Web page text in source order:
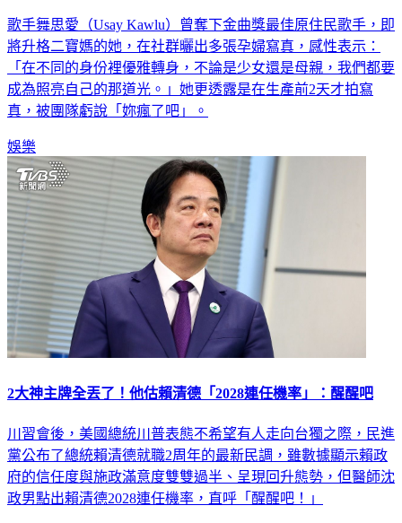
歌手舞思愛（Usay Kawlu）曾奪下金曲獎最佳原住民歌手，即
將升格二寶媽的她，在社群曬出多張孕婦寫真，感性表示：
「在不同的身份裡優雅轉身，不論是少女還是母親，我們都要
成為照亮自己的那道光。」她更透露是在生產前2天才拍寫
真，被團隊虧說「妳瘋了吧」。
娛樂
2大神主牌全丟了！他估賴清德「2028連任機率」：醒醒吧
川習會後，美國總統川普表態不希望有人走向台獨之際，民進
黨公布了總統賴清德就職2周年的最新民調，雖數據顯示賴政
府的信任度與施政滿意度雙雙過半、呈現回升態勢，但醫師沈
政男點出賴清德2028連任機率，直呼「醒醒吧！」